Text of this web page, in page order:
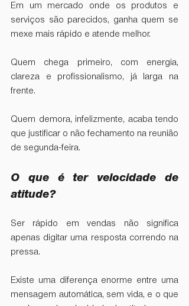
Em um mercado onde os produtos e
serviços são parecidos, ganha quem se
mexe mais rápido e atende melhor.
Quem chega primeiro, com energia,
clareza e profissionalismo, já larga na
frente.
Quem demora, infelizmente, acaba tendo
que justificar o não fechamento na reunião
de segunda-feira.
O que é ter velocidade de
atitude?
Ser rápido em vendas não significa
apenas digitar uma resposta correndo na
pressa.
Existe uma diferença enorme entre uma
mensagem automática, sem vida, e o que